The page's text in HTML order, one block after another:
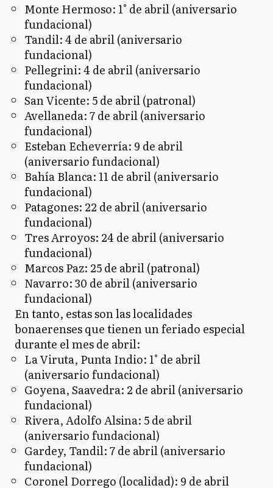
Monte Hermoso: 1° de abril (aniversario
fundacional)
Tandil: 4 de abril (aniversario
fundacional)
Pellegrini: 4 de abril (aniversario
fundacional)
San Vicente: 5 de abril (patronal)
Avellaneda: 7 de abril (aniversario
fundacional)
Esteban Echeverría: 9 de abril
(aniversario fundacional)
Bahía Blanca: 11 de abril (aniversario
fundacional)
Patagones: 22 de abril (aniversario
fundacional)
Tres Arroyos: 24 de abril (aniversario
fundacional)
Marcos Paz: 25 de abril (patronal)
Navarro: 30 de abril (aniversario
fundacional)
En tanto, estas son las localidades
bonaerenses que tienen un feriado especial
durante el mes de abril:
La Viruta, Punta Indio: 1° de abril
(aniversario fundacional)
Goyena, Saavedra: 2 de abril (aniversario
fundacional)
Rivera, Adolfo Alsina: 5 de abril
(aniversario fundacional)
Gardey, Tandil: 7 de abril (aniversario
fundacional)
Coronel Dorrego (localidad): 9 de abril